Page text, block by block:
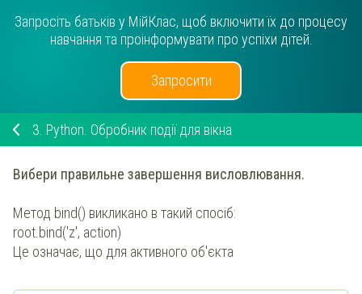
Запросіть батьків у МійКлас, щоб включити їх до процесу
навчання та проінформувати про успіхи дітей.
Запросити
3. Python. Обробник події для вікна
Вибери правильне завершення висловлювання.
Метод bind() викликано в такий спосіб:
root.bind('z', action)
Це означає, що для активного об'єкта